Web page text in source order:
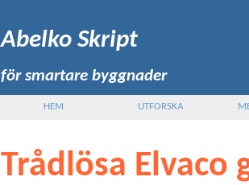
Abelko Skript
för smartare byggnader
HEM UTFORSKA
Trådlösa Elvaco